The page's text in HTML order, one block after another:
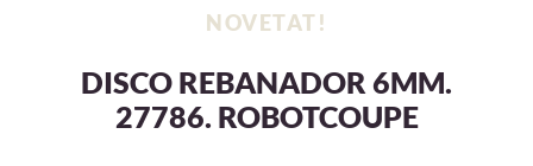
NOVETAT!
DISCO REBANADOR 6MM.
27786. ROBOTCOUPE